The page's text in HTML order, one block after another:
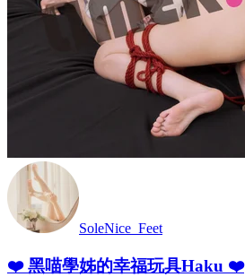
SoleNice_Feet
❤️ 黑喵學姊的幸福玩具Haku ❤️